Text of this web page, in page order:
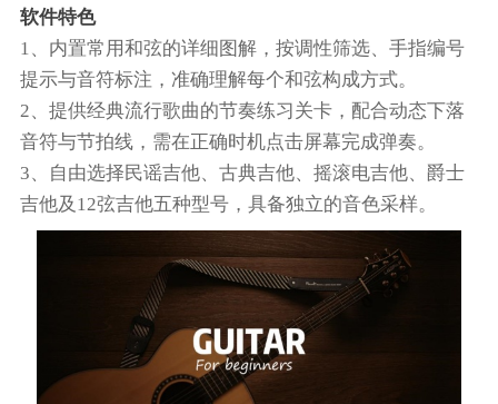
软件特色
1、内置常用和弦的详细图解，按调性筛选、手指编号
提示与音符标注，准确理解每个和弦构成方式。
2、提供经典流行歌曲的节奏练习关卡，配合动态下落
音符与节拍线，需在正确时机点击屏幕完成弹奏。
3、自由选择民谣吉他、古典吉他、摇滚电吉他、爵士
吉他及12弦吉他五种型号，具备独立的音色采样。